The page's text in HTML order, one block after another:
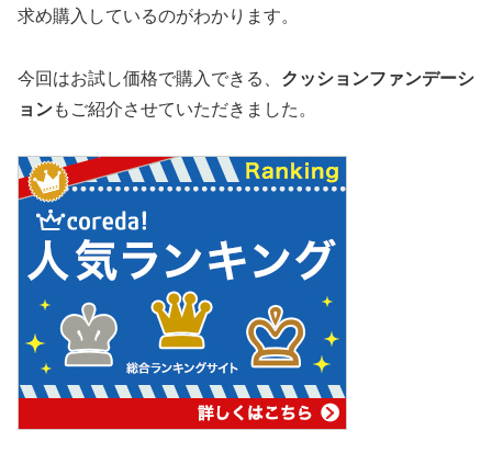
求め購入しているのがわかります。
今回はお試し価格で購入できる、 クッションファンデーシ
ョンもご紹介させていただきました。